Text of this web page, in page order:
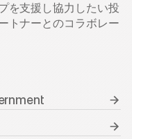
を支援し協力したい投
トナーとのコラボレー